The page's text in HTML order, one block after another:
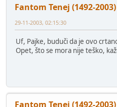
Fantom Tenej (1492-2003)
29-11-2003, 02:15:30
Uf, Pajke, buduči da je ovo
Opet, što se mora nije teško,
Fantom Tenej (1492-2003)